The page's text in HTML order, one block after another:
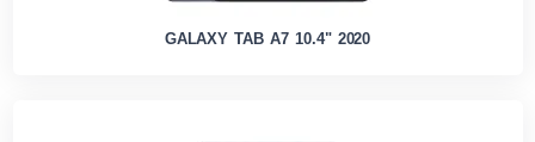
GALAXY TAB A7 10.4" 2020